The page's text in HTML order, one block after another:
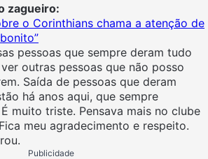
zagueiro:
o Corinthians chama a atenção de
pessoas que sempre deram tudo
outras pessoas que não posso
Saída de pessoas que deram
há anos aqui, que sempre
muito triste. Pensava mais no clube
meu agradecimento e respeito.
Publicidade